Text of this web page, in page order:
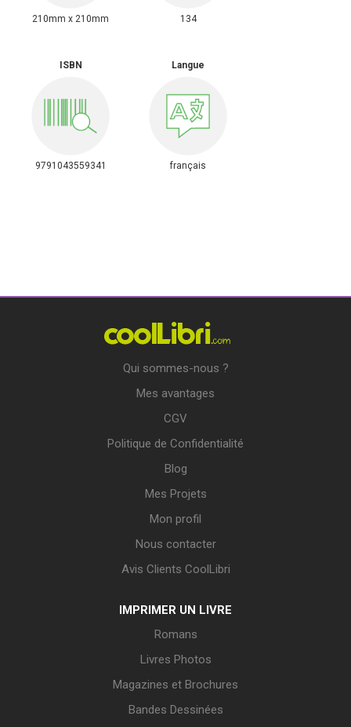
210mm x 210mm 134
ISBN
9791043559341
Langue
français
Qui sommes-nous ?
Mes avantages
CGV
Politique de Confidentialité
Blog
Mes Projets
Mon profil
Nous contacter
Avis Clients CoolLibri
IMPRIMER UN LIVRE
Romans
Livres Photos
Magazines et Brochures
Bandes Dessinées